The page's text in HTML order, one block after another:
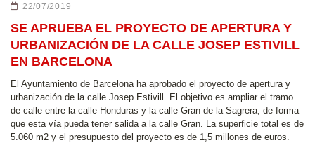
22/07/2019
SE APRUEBA EL PROYECTO DE APERTURA Y
URBANIZACIÓN DE LA CALLE JOSEP ESTIVILL
EN BARCELONA
El Ayuntamiento de Barcelona ha aprobado el proyecto de apertura y
urbanización de la calle Josep Estivill. El objetivo es ampliar el tramo
de calle entre la calle Honduras y la calle Gran de la Sagrera, de forma
que esta vía pueda tener salida a la calle Gran. La superficie total es de
5.060 m2 y el presupuesto del proyecto es de 1,5 millones de euros.